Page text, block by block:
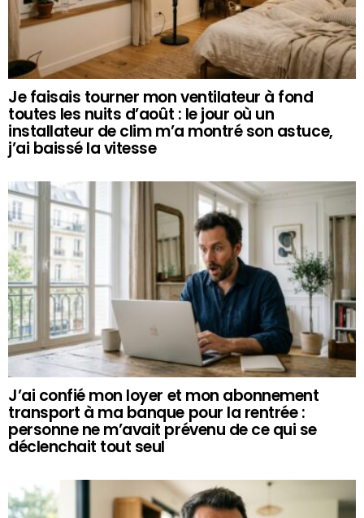
Je faisais tourner mon ventilateur à fond
toutes les nuits d’août : le jour où un
installateur de clim m’a montré son astuce,
j’ai baissé la vitesse
J’ai confié mon loyer et mon abonnement
transport à ma banque pour la rentrée :
personne ne m’avait prévenu de ce qui se
déclenchait tout seul